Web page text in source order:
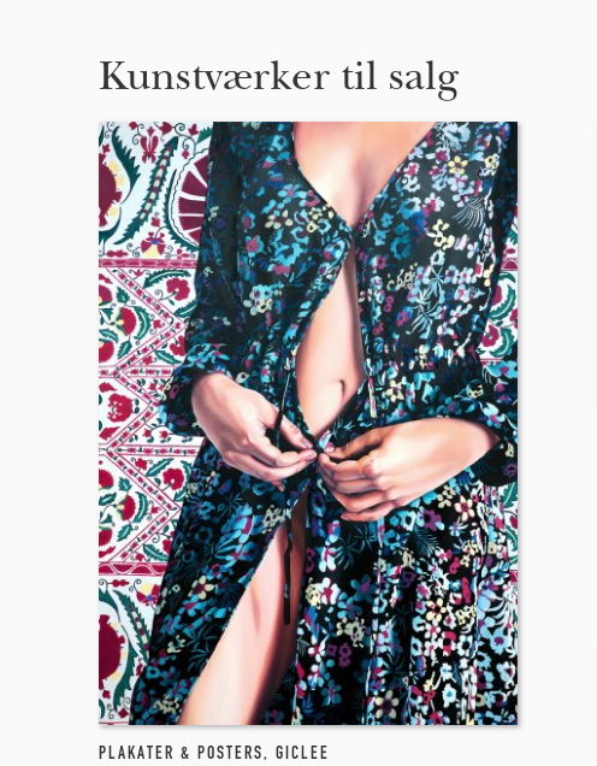
Kunstværker til salg
PLAKATER & POSTERS, GICLEE